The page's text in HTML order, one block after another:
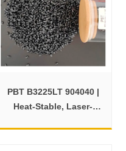
PBT B3225LT 904040 |
Heat-Stable, Laser-